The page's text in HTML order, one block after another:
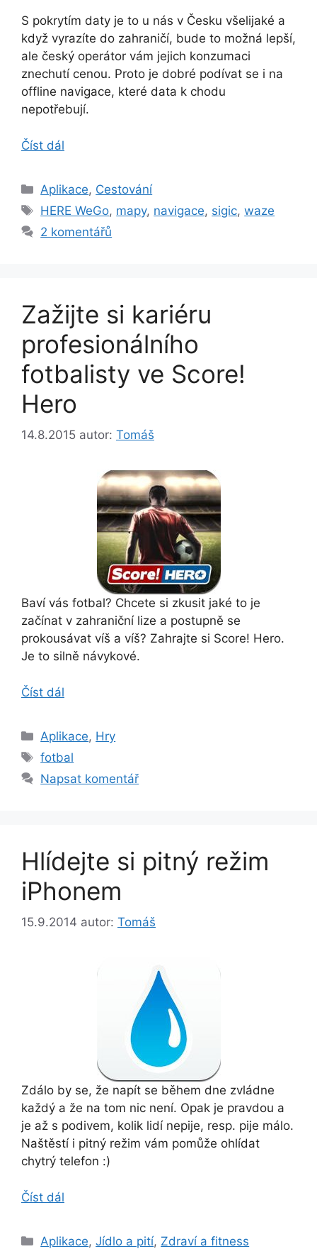
S pokrytím daty je to u nás v Česku všelijaké a
když vyrazíte do zahraničí, bude to možná lepší,
ale český operátor vám jejich konzumaci
znechutí cenou. Proto je dobré podívat se i na
offline navigace, které data k chodu
nepotřebují.
Číst dál
Rubriky
Aplikace, Cestování
Štítky
HERE WeGo, mapy, navigace, sigic,waze
2 komentářů
Zažijte si kariéru
profesionálního
fotbalisty ve Score!
Hero
14.8.2015 autor: Tomáš
Baví vás fotbal? Chcete si zkusit jaké to je
začínat v zahraniční lize a postupně se
prokousávat víš a víš? Zahrajte si Score! Hero.
Je to silně návykové.
Číst dál
Rubriky
Aplikace, Hry
Štítky
fotbal
Napsat komentář
Hlídejte si pitný režim
iPhonem
15.9.2014 autor: Tomáš
Zdálo by se, že napít se během dne zvládne
každý a že na tom nic není. Opak je pravdou a
je až s podivem, kolik lidí nepije, resp. pije málo.
Naštěstí i pitný režim vám pomůže ohlídat
chytrý telefon :)
Číst dál
Rubriky
Aplikace,Jídlo a pití, Zdraví a fitness